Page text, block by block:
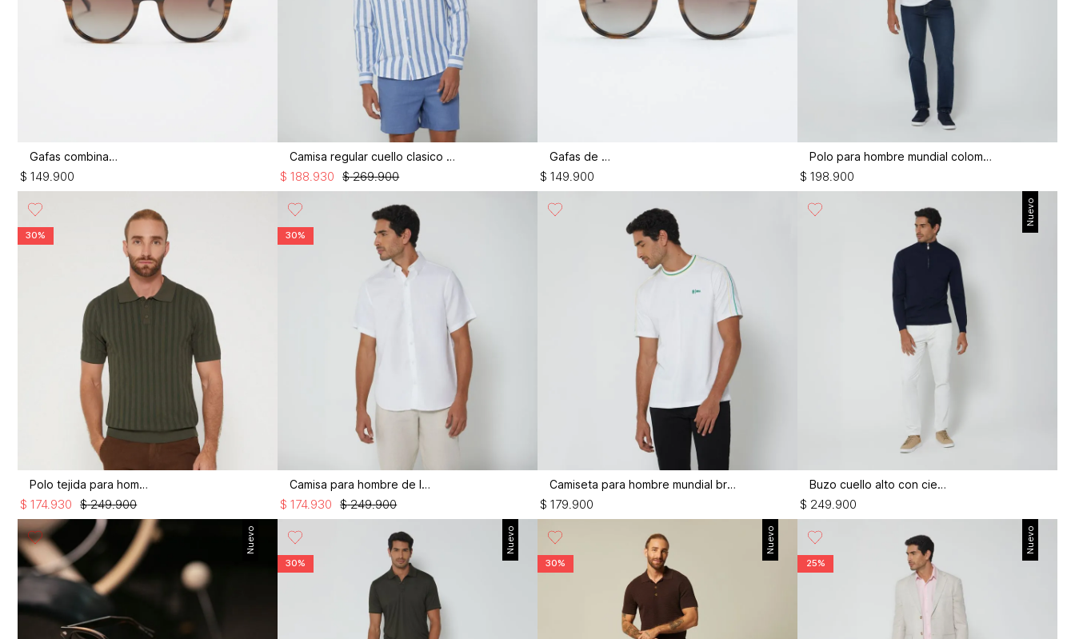
Gafas combinadas
$ 149.900
Camisa regular cuello clasico m/l
$ 269.900
$ 188.930
Gafas de sol
$ 149.900
Polo para hombre mundial colombia
$ 198.900
30%
Polo tejida para hombre
$ 249.900
$ 174.930
30%
Camisa para hombre de lino
$ 249.900
$ 174.930
Camiseta para hombre mundial brasil
$ 179.900
Nuevo
Buzo cuello alto con cierre
$ 249.900
Nuevo Nuevo
30%
Nuevo
30%
Nuevo
25%